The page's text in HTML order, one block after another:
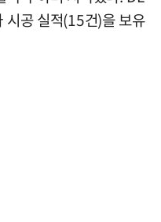
시공 실적(15건)을 보유